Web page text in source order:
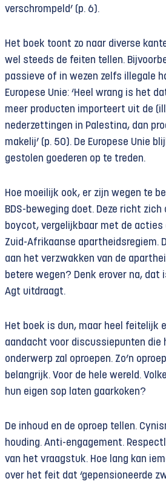
verschrompeld’ (p. 6).
Het boek toont zo naar diverse
wel steeds de feiten tellen.
passieve of in wezen zelfs illegale
Europese Unie: ‘Heel wrang is het
meer producten importeert uit de
nederzettingen in Palestina, dan
makelij’ (p. 50). De Europese Unie
gestolen goederen op te treden.
Hoe moeilijk ook, er zijn wegen te
BDS-beweging doet. Deze richt
boycot, vergelijkbaar met de
Zuid-Afrikaanse apartheidsregiem.
aan het verzwakken van de
betere wegen? Denk erover na, dat
Agt uitdraagt.
Het boek is dun, maar heel feitelijk
aandacht voor discussiepunten die
onderwerp zal oproepen. Zo’n
belangrijk. Voor de hele wereld.
hun eigen sop laten gaarkoken?
De inhoud en de oproep tellen.
houding. Anti-engagement.
van het vraagstuk. Hoe lang kan
over het feit dat ‘gepensioneerde